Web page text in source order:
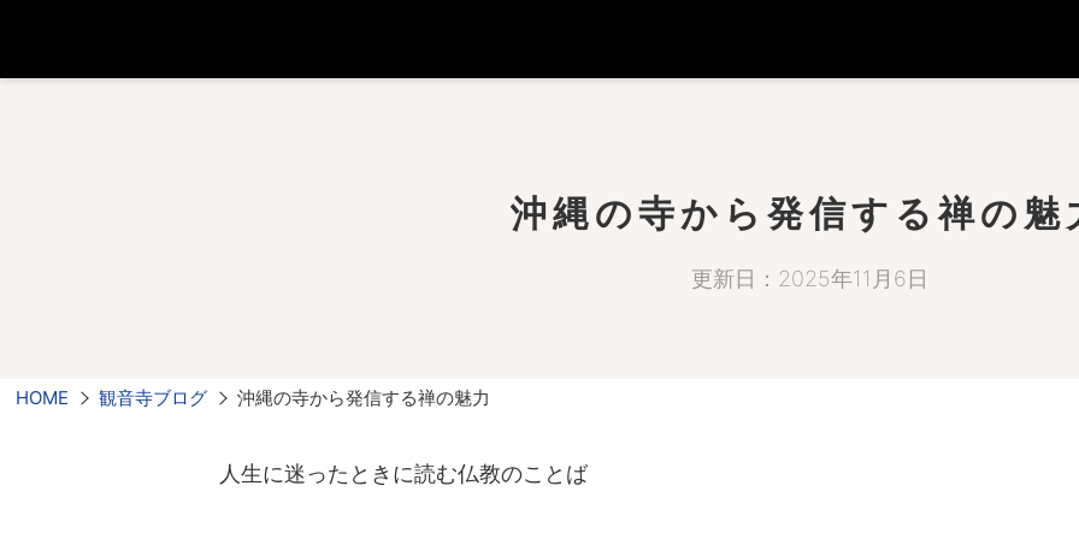
沖縄の寺から発信する禅の魅
更新日：2025年11月6日
HOME 観音寺ブログ 沖縄の寺から発信する禅の魅力
人生に迷ったときに読む仏教のことば